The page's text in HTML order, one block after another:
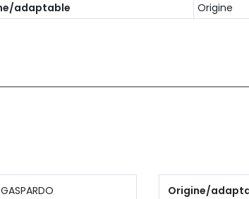
adaptable
Origine
GASPARDO Origine/